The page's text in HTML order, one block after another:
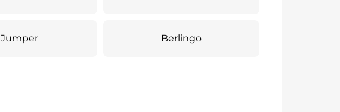
Jumper Berlingo